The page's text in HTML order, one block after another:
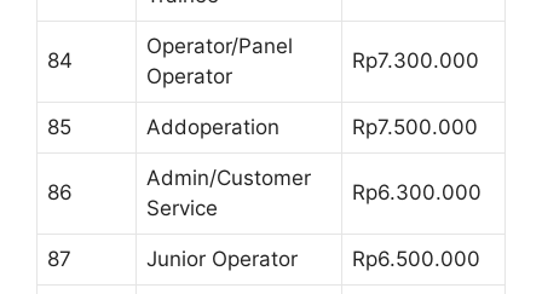
84
Operator/Panel
Operator
Rp7.300.000
85 Addoperation Rp7.500.000
86
Admin/Customer
Service
Rp6.300.000
87 Junior Operator Rp6.500.000